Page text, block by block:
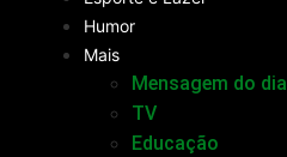
Humor
Mais
Mensagem do dia
TV
Educação